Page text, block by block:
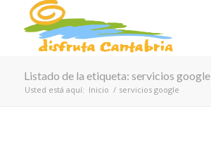
Listado de la etiqueta: servicios google
Usted está aquí: Inicio / servicios google